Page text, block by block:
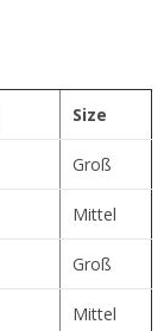
Size
Groß
Mittel
Groß
Mittel